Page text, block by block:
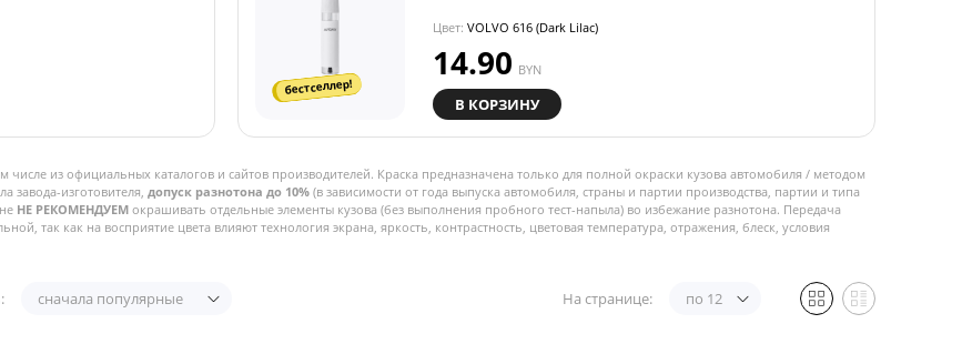
бестселлер!
Цвет: VOLVO 616 (Dark Lilac)
14.90 BYN
В КОРЗИНУ
из официальных каталогов и сайтов производителей. Краска предназначена только для полной окраски кузова автомобиля / методом
завода-изготовителя, допуск разнотона до 10% (в зависимости от года выпуска автомобиля, страны и партии производства, партии и типа
НЕ РЕКОМЕНДУЕМ окрашивать отдельные элементы кузова (без выполнения пробного тест-напыла) во избежание разнотона. Передача
так как на восприятие цвета влияют технология экрана, яркость, контрастность, цветовая температура, отражения, блеск, условия
сначала популярные На странице: по 12